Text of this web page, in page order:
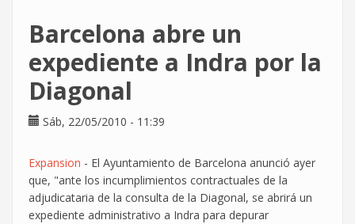
sindical
de
CGT
en
Indra
Sistemas
Barcelona abre un
expediente a Indra por la
Diagonal
Sáb, 22/05/2010 - 11:39
Expansion - El Ayuntamiento de Barcelona anunció ayer
que, "ante los incumplimientos contractuales de la
adjudicataria de la consulta de la Diagonal, se abrirá un
expediente administrativo a Indra para depurar